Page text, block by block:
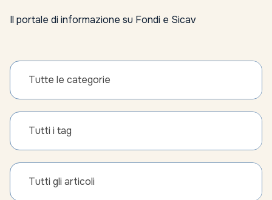
Il portale di informazione su Fondi e Sicav
Tutte le categorie
Tutti i tag
Tutti gli articoli